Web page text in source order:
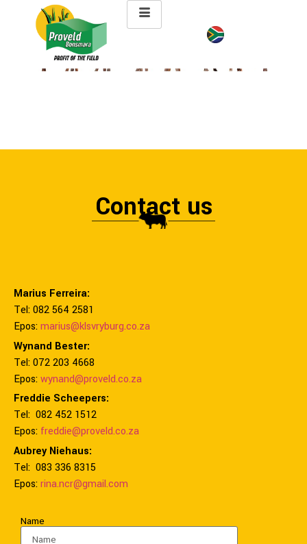
Contact us
Marius Ferreira:
Tel: 082 564 2581
Epos:marius@klsvryburg.co.za
Wynand Bester:
Tel: 072 203 4668
Epos:wynand@proveld.co.za
Freddie Scheepers:
Tel: 082 452 1512
Epos: freddie@proveld.co.za
Aubrey Niehaus:
Tel: 083 336 8315
Epos:rina.ncr@gmail.com
Name